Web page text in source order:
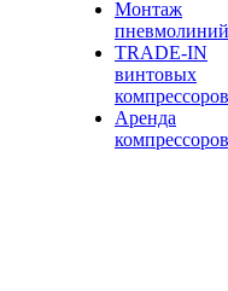
Монтаж
пневмолиний
TRADE-IN
винтовых
компрессоров
Аренда
компрессоров